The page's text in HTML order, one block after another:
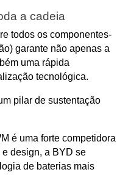
a cadeia
todos os componentes-
garante não apenas a
uma rápida
tecnológica.
pilar de sustentação
é uma forte competidora
design, a BYD se
de baterias mais